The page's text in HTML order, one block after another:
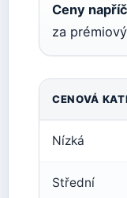
Ceny
za
CENOVÁ
Nízká
Střední